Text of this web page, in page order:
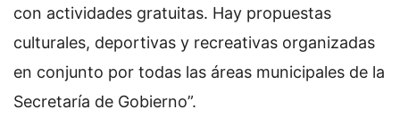
con actividades gratuitas. Hay propuestas
culturales, deportivas y recreativas organizadas
en conjunto por todas las áreas municipales de la
Secretaría de Gobierno”.